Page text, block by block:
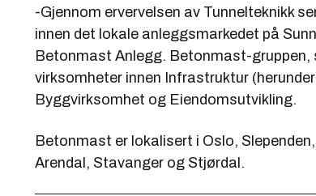
-Gjennom ervervelsen av Tunnelteknikk
innen det lokale anleggsmarkedet på
Betonmast Anlegg. Betonmast-gruppen,
virksomheter innen Infrastruktur
Byggvirksomhet og Eiendomsutvikling.
Betonmast er lokalisert i Oslo,
Arendal, Stavanger og Stjørdal.